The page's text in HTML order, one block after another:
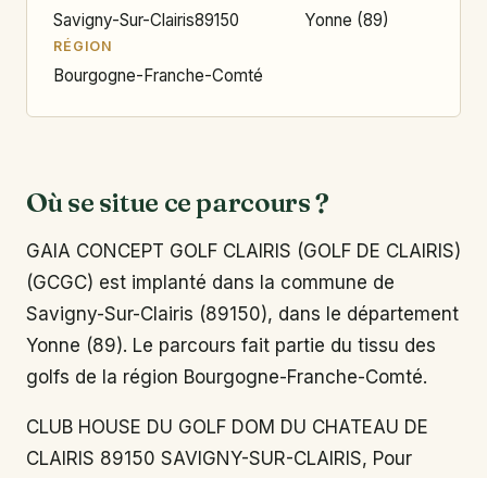
Savigny-Sur-Clairis89150 Yonne (89)
RÉGION
Bourgogne-Franche-Comté
Où se situe ce parcours ?
GAIA CONCEPT GOLF CLAIRIS (GOLF DE CLAIRIS)
(GCGC) est implanté dans la commune de
Savigny-Sur-Clairis (89150), dans le département
Yonne (89). Le parcours fait partie du tissu des
golfs de la région Bourgogne-Franche-Comté.
CLUB HOUSE DU GOLF DOM DU CHATEAU DE
CLAIRIS 89150 SAVIGNY-SUR-CLAIRIS, Pour